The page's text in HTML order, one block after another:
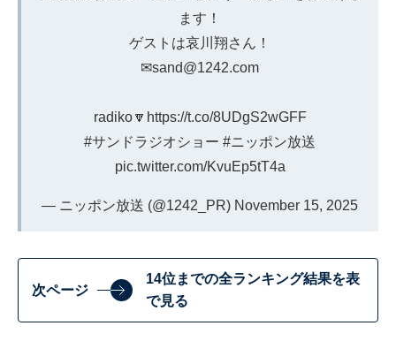
ます！
ゲストは哀川翔さん！
✉sand@1242.com
radiko🔽 https://t.co/8UDgS2wGFF
#サンドラジオショー #ニッポン放送
pic.twitter.com/KvuEp5tT4a
— ニッポン放送 (@1242_PR) November 15, 2025
次ページ
14位までの全ランキング結果を表
で見る